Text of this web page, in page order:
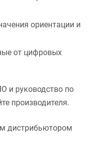
ориентации и
от цифровых
и руководство по
производителя.
дистрибьютором